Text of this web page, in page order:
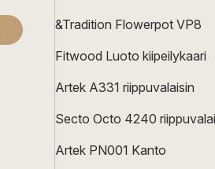
&Tradition Flowerpot VP8
Fitwood Luoto kiipeilykaari
Artek A331 riippuvalaisin
Secto Octo 4240
Artek PN001 Kanto